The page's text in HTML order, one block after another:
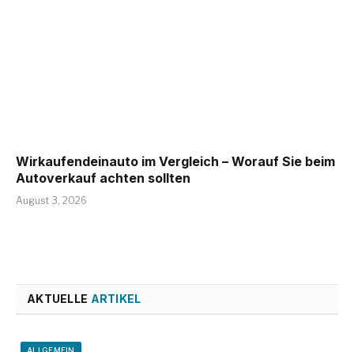
Wirkaufendeinauto im Vergleich – Worauf Sie beim
Autoverkauf achten sollten
August 3, 2026
AKTUELLE ARTIKEL